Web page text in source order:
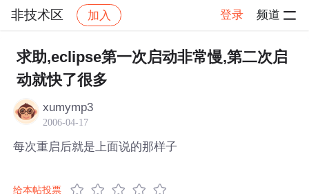
非技术区 加入 登录 频道
社区 非技术区 帖子详情
求助,eclipse第一次启动非常慢,第二次启
动就快了很多
xumymp3
2006-04-17
每次重启后就是上面说的那样子
给本帖投票